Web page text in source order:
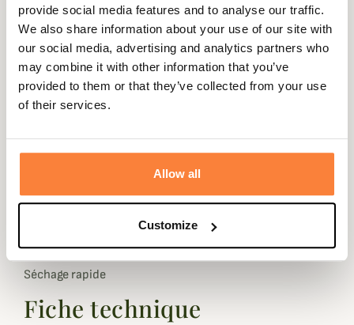
provide social media features and to analyse our traffic.
We also share information about your use of our site with
our social media, advertising and analytics partners who
may combine it with other information that you’ve
provided to them or that they’ve collected from your use
of their services.
Allow all
Customize
réutilisable incontournable dans la période actuelle.
Composé à partir d'une seule et même couche de
polyester 80% et polyamide 20%, ces masques sont
doux et léger pour un grand confort de port lors de vos
journées de chasse.
spécification gouvernementale UNE0065: 2020.
Filtration bactérienne à 92% et respiration de 47Pa/cm2
30 lavages certifiés selon la norme CWA17553/ 2020.
Lavable à 60°C
Séchage rapide
Fiche technique